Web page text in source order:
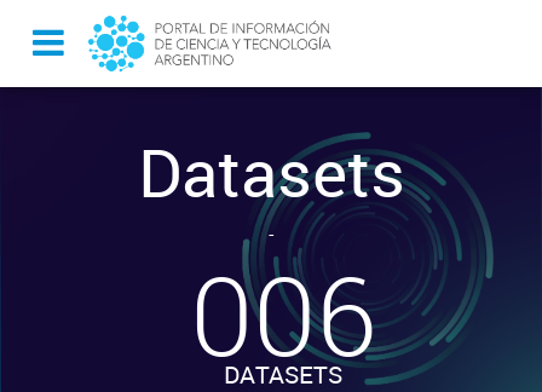
Datasets
-
006
DATASETS